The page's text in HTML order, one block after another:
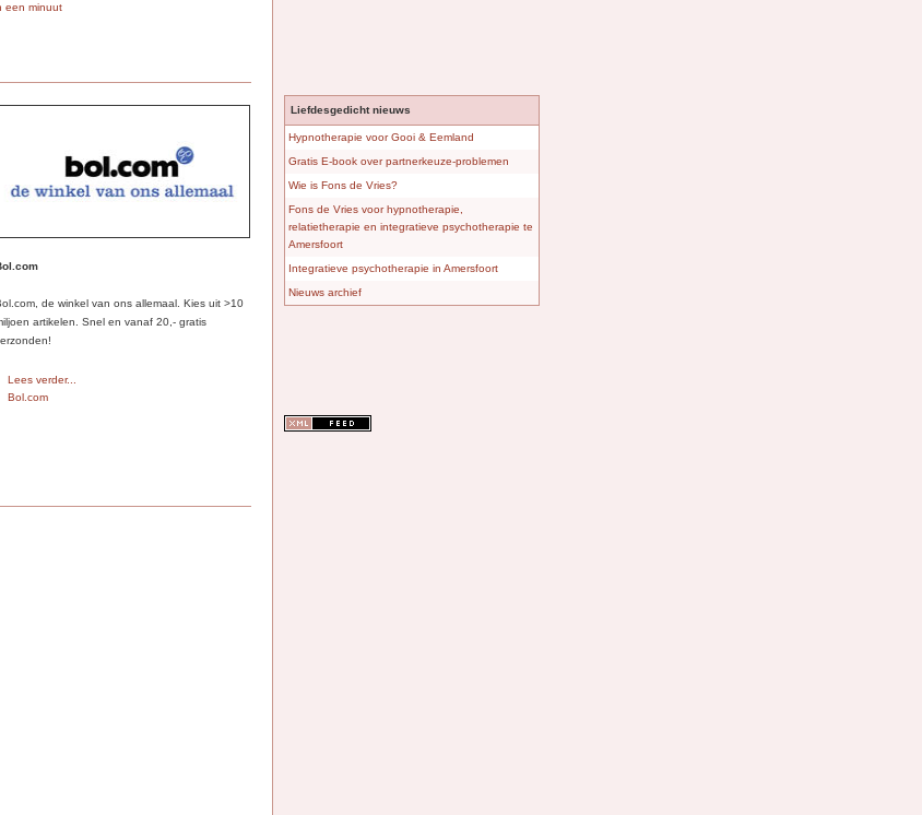
een minuut
de winkel van ons allemaal. Kies uit >10
artikelen. Snel en vanaf 20,- gratis
Lees verder...
Bol.com
Liefdesgedicht nieuws
Hypnotherapie voor Gooi & Eemland
Gratis E-book over partnerkeuze-problemen
Wie is Fons de Vries?
Fons de Vries voor hypnotherapie,
relatietherapie en integratieve psychotherapie te
Amersfoort
Integratieve psychotherapie in Amersfoort
Nieuws archief